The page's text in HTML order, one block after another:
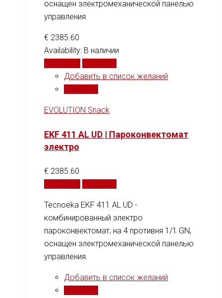
оснащен электромеханической панелью
управления.
€ 2385.60
Availability: В наличии
Добавить в список желаний
EVOLUTION Snack
EKF 411 AL UD | Пароконвектомат
электро
€ 2385.60
Tecnoeka EKF 411 AL UD -
комбинированный электро
пароконвектомат, на 4 противня 1/1 GN,
оснащен электромеханической панелью
управления.
Добавить в список желаний